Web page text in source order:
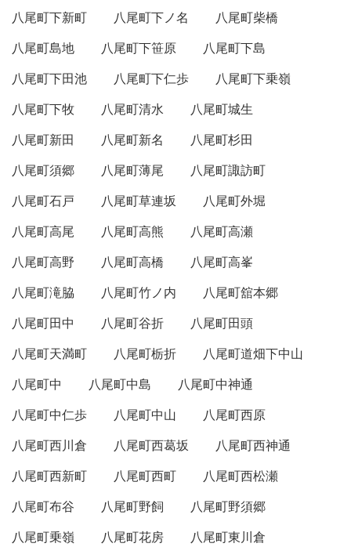
八尾町下新町
八尾町下ノ名
八尾町柴橋
八尾町島地
八尾町下笹原
八尾町下島
八尾町下田池
八尾町下仁歩
八尾町下乗嶺
八尾町下牧
八尾町清水
八尾町城生
八尾町新田
八尾町新名
八尾町杉田
八尾町須郷
八尾町薄尾
八尾町諏訪町
八尾町石戸
八尾町草連坂
八尾町外堀
八尾町高尾
八尾町高熊
八尾町高瀬
八尾町高野
八尾町高橋
八尾町高峯
八尾町滝脇
八尾町竹ノ内
八尾町舘本郷
八尾町田中
八尾町谷折
八尾町田頭
八尾町天満町
八尾町栃折
八尾町道畑下中山
八尾町中
八尾町中島
八尾町中神通
八尾町中仁歩
八尾町中山
八尾町西原
八尾町西川倉
八尾町西葛坂
八尾町西神通
八尾町西新町
八尾町西町
八尾町西松瀬
八尾町布谷
八尾町野飼
八尾町野須郷
八尾町乗嶺
八尾町花房
八尾町東川倉